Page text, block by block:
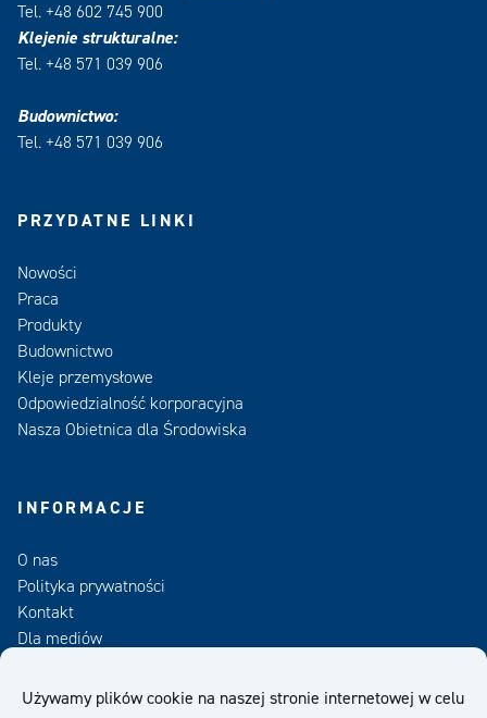
Używamy plików cookie na naszej stronie internetowej w celu
Tel. +48 602 745 900
Klejenie strukturalne:
Tel. +48 571 039 906
Budownictwo:
Tel. +48 571 039 906
PRZYDATNE LINKI
Nowości
Praca
Produkty
Budownictwo
Kleje przemysłowe
Odpowiedzialność korporacyjna
Nasza Obietnica dla Środowiska
INFORMACJE
O nas
Polityka prywatności
Kontakt
Dla mediów
Zamów Newsletter